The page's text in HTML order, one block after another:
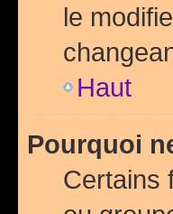
le
Haut
Pourquoi
Certains